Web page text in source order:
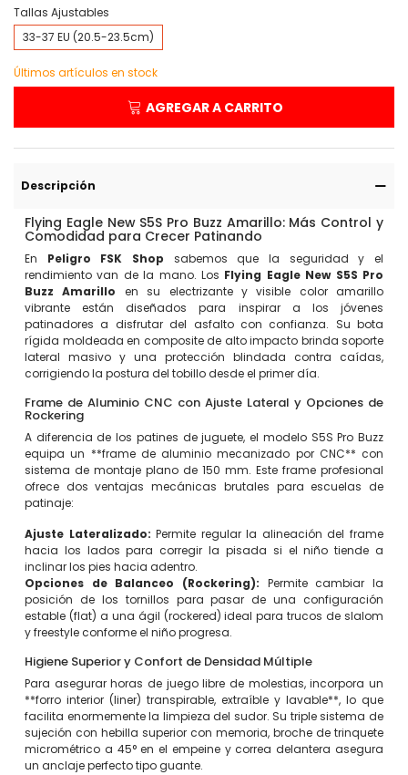
Tallas Ajustables
33-37 EU (20.5-23.5cm)
Últimos artículos en stock
AGREGAR A CARRITO
Descripción
Flying Eagle New S5S Pro Buzz Amarillo: Más Control y
Comodidad para Crecer Patinando
En Peligro FSK Shop sabemos que la seguridad y el
rendimiento van de la mano. Los Flying Eagle New S5S Pro
Buzz Amarillo en su electrizante y visible color amarillo
vibrante están diseñados para inspirar a los jóvenes
patinadores a disfrutar del asfalto con confianza. Su bota
rígida moldeada en composite de alto impacto brinda soporte
lateral masivo y una protección blindada contra caídas,
corrigiendo la postura del tobillo desde el primer día.
Frame de Aluminio CNC con Ajuste Lateral y Opciones de
Rockering
A diferencia de los patines de juguete, el modelo S5S Pro Buzz
equipa un **frame de aluminio mecanizado por CNC** con
sistema de montaje plano de 150 mm. Este frame profesional
ofrece dos ventajas mecánicas brutales para escuelas de
patinaje:
Ajuste Lateralizado: Permite regular la alineación del frame
hacia los lados para corregir la pisada si el niño tiende a
inclinar los pies hacia adentro.
Opciones de Balanceo (Rockering): Permite cambiar la
posición de los tornillos para pasar de una configuración
estable (flat) a una ágil (rockered) ideal para trucos de slalom
y freestyle conforme el niño progresa.
Higiene Superior y Confort de Densidad Múltiple
Para asegurar horas de juego libre de molestias, incorpora un
**forro interior (liner) transpirable, extraíble y lavable**, lo que
facilita enormemente la limpieza del sudor. Su triple sistema de
sujeción con hebilla superior con memoria, broche de trinquete
micrométrico a 45° en el empeine y correa delantera asegura
un anclaje perfecto tipo guante.